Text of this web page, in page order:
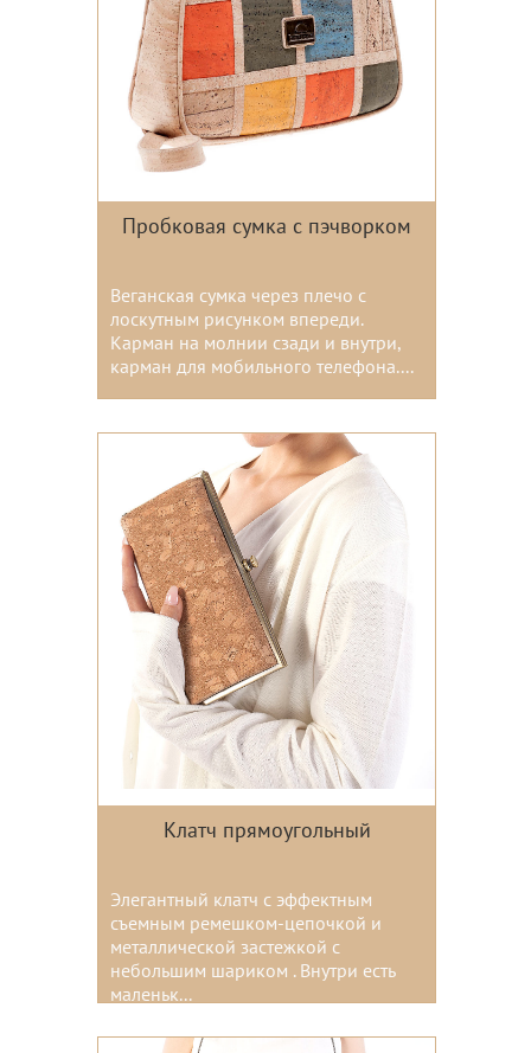
Пробковая сумка с пэчворком
Веганская сумка через плечо с
лоскутным рисунком впереди.
Карман на молнии сзади и внутри,
карман для мобильного телефона....
Цвета:
Клатч прямоугольный
Элегантный клатч с эффектным
съемным ремешком-цепочкой и
металлической застежкой с
небольшим шариком . Внутри есть
маленьк...
Цвета: